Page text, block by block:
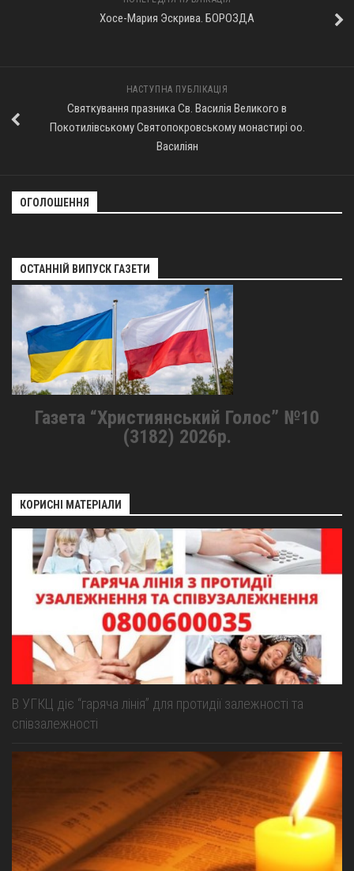
Хосе-Мария Эскрива. БОРОЗДА
НАСТУПНА ПУБЛІКАЦІЯ
Святкування празника Св. Василія Великого в
Покотилівському Святопокровському монастирі оо.
Василіян
ОГОЛОШЕННЯ
ОСТАННІЙ ВИПУСК ГАЗЕТИ
Газета “Християнський Голос” №10
(3182) 2026р.
КОРИСНІ МАТЕРІАЛИ
В УГКЦ діє “гаряча лінія” для протидії залежності та
співзалежності